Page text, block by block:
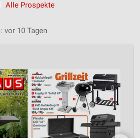
Alle Prospekte
vor 10 Tagen